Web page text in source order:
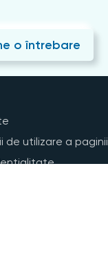
o întrebare
de utilizare a paginii